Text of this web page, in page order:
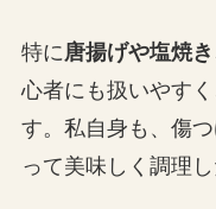
特に 唐揚げや塩焼
心者にも扱いやす
す。私自身も、傷
って美味しく調理